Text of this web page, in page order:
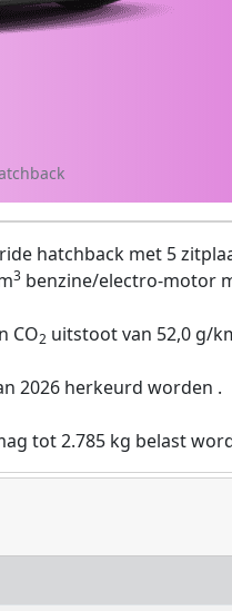
hatchback met 5
3 benzine/electro-motor
CO2 uitstoot van 52,0 g/
2026 herkeurd worden .
tot 2.785 kg belast